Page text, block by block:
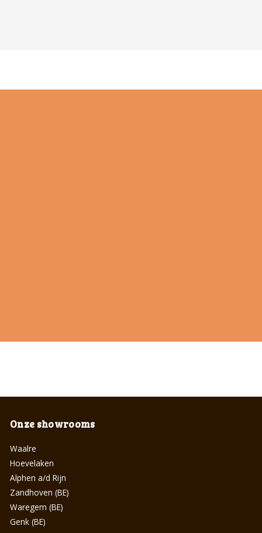
Onze showrooms
Waalre
Hoevelaken
Alphen a/d Rijn
Zandhoven (BE)
Waregem (BE)
Genk (BE)